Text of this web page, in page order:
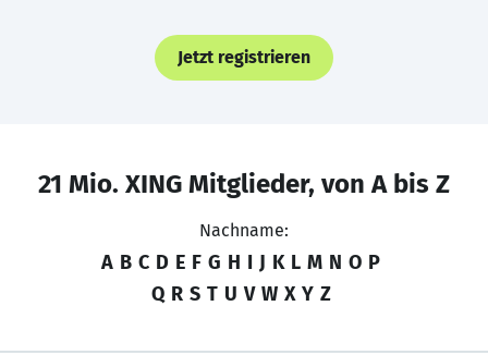
Jetzt registrieren
21 Mio. XING Mitglieder, von A bis Z
Nachname:
A B C D E F G H I J K L M N O P
Q R S T U V W X Y Z